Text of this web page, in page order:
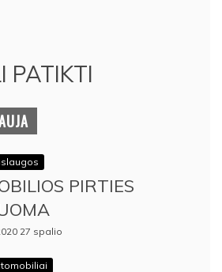
PATIKTI
PIRTIES
27 spalio